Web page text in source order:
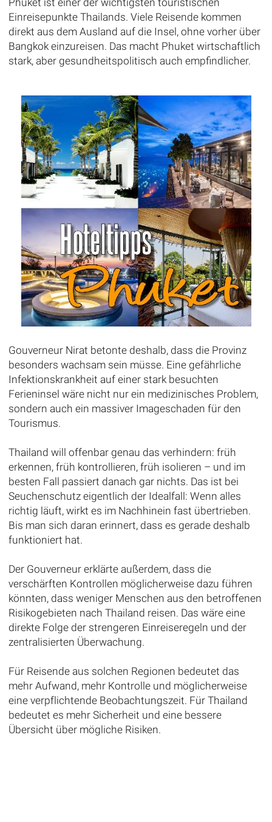
Phuket ist einer der wichtigsten touristischen
Einreisepunkte Thailands. Viele Reisende kommen
direkt aus dem Ausland auf die Insel, ohne vorher über
Bangkok einzureisen. Das macht Phuket wirtschaftlich
stark, aber gesundheitspolitisch auch empfindlicher.
Gouverneur Nirat betonte deshalb, dass die Provinz
besonders wachsam sein müsse. Eine gefährliche
Infektionskrankheit auf einer stark besuchten
Ferieninsel wäre nicht nur ein medizinisches Problem,
sondern auch ein massiver Imageschaden für den
Tourismus.
Thailand will offenbar genau das verhindern: früh
erkennen, früh kontrollieren, früh isolieren – und im
besten Fall passiert danach gar nichts. Das ist bei
Seuchenschutz eigentlich der Idealfall: Wenn alles
richtig läuft, wirkt es im Nachhinein fast übertrieben.
Bis man sich daran erinnert, dass es gerade deshalb
funktioniert hat.
Der Gouverneur erklärte außerdem, dass die
verschärften Kontrollen möglicherweise dazu führen
könnten, dass weniger Menschen aus den betroffenen
Risikogebieten nach Thailand reisen. Das wäre eine
direkte Folge der strengeren Einreiseregeln und der
zentralisierten Überwachung.
Für Reisende aus solchen Regionen bedeutet das
mehr Aufwand, mehr Kontrolle und möglicherweise
eine verpflichtende Beobachtungszeit. Für Thailand
bedeutet es mehr Sicherheit und eine bessere
Übersicht über mögliche Risiken.